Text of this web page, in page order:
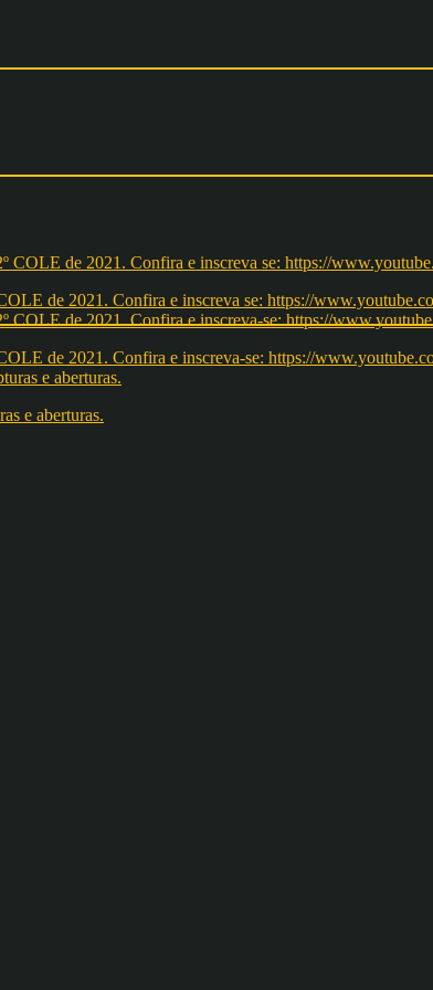
COLE de 2021. Confira e inscreva se: https://
COLE de 2021. Confira e inscreva-se: https://
e aberturas.